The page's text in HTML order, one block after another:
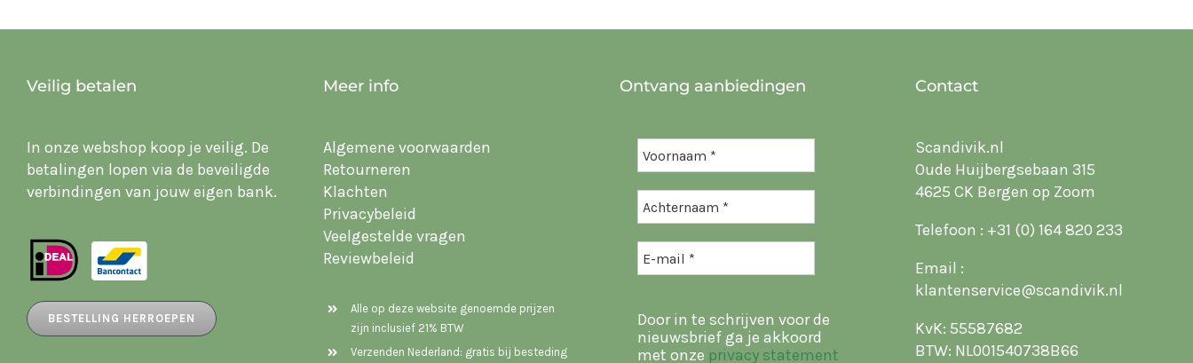
Veilig betalen
In onze webshop koop je veilig. De
betalingen lopen via de beveiligde
verbindingen van jouw eigen bank.
BESTELLING HERROEPEN
Meer info
Algemene voorwaarden
Retourneren
Klachten
Privacybeleid
Veelgestelde vragen
Reviewbeleid
Alle op deze website genoemde prijzen
zijn inclusief 21% BTW
Verzenden Nederland: gratis bij besteding
Ontvang aanbiedingen
Door in te schrijven voor de
nieuwsbrief ga je akkoord
met onze privacy statement
Contact
Scandivik.nl
Oude Huijbergsebaan 315
4625 CK Bergen op Zoom
Telefoon : +31 (0) 164 820 233
Email :
klantenservice@scandivik.nl
KvK: 55587682
BTW: NL001540738B66